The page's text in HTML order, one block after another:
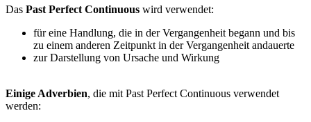
Das Past Perfect Continuous wird verwendet:
für eine Handlung, die in der Vergangenheit begann und bis
zu einem anderen Zeitpunkt in der Vergangenheit andauerte
zur Darstellung von Ursache und Wirkung
Einige Adverbien, die mit Past Perfect Continuous verwendet
werden: